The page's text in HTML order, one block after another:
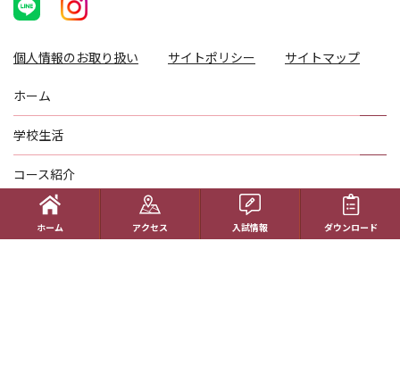
個人情報のお取り扱い サイトポリシー サイトマップ
ホーム
学校生活
コース紹介
国際理解教育
ホーム アクセス 入試情報 ダウンロード